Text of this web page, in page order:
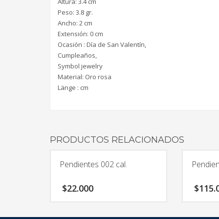
Peso: 3.8 gr.
Ancho: 2 cm
Extensión: 0 cm
Ocasión : Día de San Valentín,
Cumpleaños,
Symbol jewelry
Material: Oro rosa
Länge : cm
PRODUCTOS RELACIONADOS
Pendientes 002 cal.
$22.000 $